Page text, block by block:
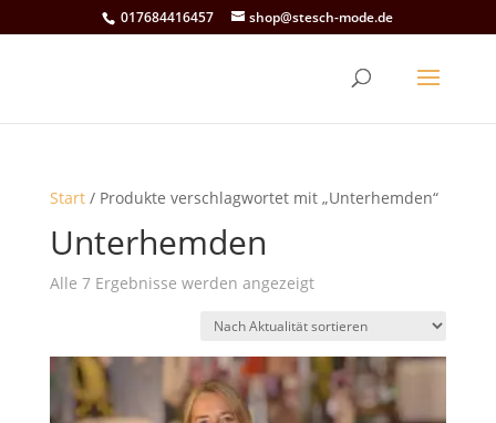
017684416457 shop@stesch-mode.de
Start/ Produkte verschlagwortet mit „Unterhemden“
Unterhemden
Alle 7 Ergebnisse werden angezeigtNach
sortiert